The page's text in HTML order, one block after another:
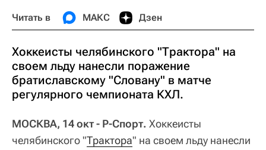
Читать в МАКС Дзен
Хоккеисты челябинского "Трактора" на
своем льду нанесли поражение
братиславскому "Словану" в матче
регулярного чемпионата КХЛ.
МОСКВА, 14 окт - Р-Спорт. Хоккеисты
челябинского "Трактора" на своем льду нанесли